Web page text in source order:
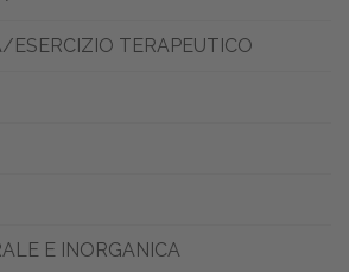
ESERCIZIO TERAPEUTICO
E INORGANICA